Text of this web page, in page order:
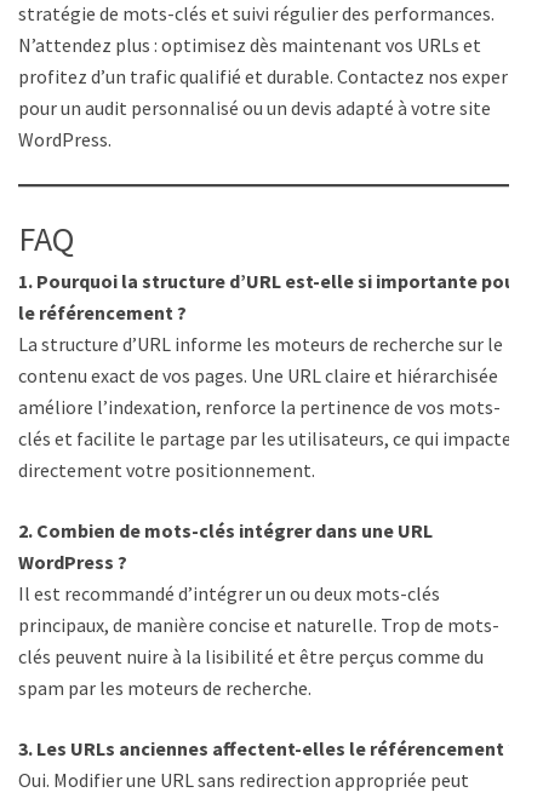
stratégie de mots-clés et suivi régulier des performances.
N’attendez plus : optimisez dès maintenant vos URLs et
profitez d’un trafic qualifié et durable. Contactez nos experts
pour un audit personnalisé ou un devis adapté à votre site
WordPress.
FAQ
1. Pourquoi la structure d’URL est-elle si importante pour
le référencement ?
La structure d’URL informe les moteurs de recherche sur le
contenu exact de vos pages. Une URL claire et hiérarchisée
améliore l’indexation, renforce la pertinence de vos mots-
clés et facilite le partage par les utilisateurs, ce qui impacte
directement votre positionnement.
2. Combien de mots-clés intégrer dans une URL
WordPress ?
Il est recommandé d’intégrer un ou deux mots-clés
principaux, de manière concise et naturelle. Trop de mots-
clés peuvent nuire à la lisibilité et être perçus comme du
spam par les moteurs de recherche.
3. Les URLs anciennes affectent-elles le référencement ?
Oui. Modifier une URL sans redirection appropriée peut